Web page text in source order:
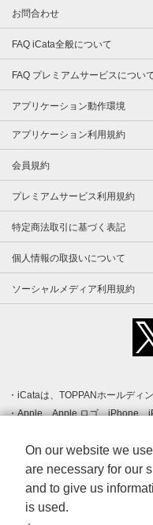
お問合わせ
FAQ iCata全般について
FAQ プレミアムサービスについ
アプリケーション動作環境
アプリケーション利用規約
会員規約
プレミアムサービス利用規約
特定商法取引に基づく表記
個人情報の取扱いについて
ソーシャルメディア利用規約
iCataは、TOPPANホールディ
Apple、Apple ロゴ、iPhone、
登録された Apple Inc. の商標
クです。
Android、Google Play および
す。
Windows は Microsoft Inc.の
標です。
On our website we
are necessary for our
and to give us
is used.